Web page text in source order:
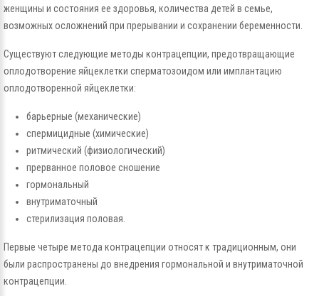
женщины и состояния ее здоровья, количества детей в семье,
возможных осложнений при прерывании и сохранении беременности.
Существуют следующие методы контрацепции, предотвращающие
оплодотворение яйцеклетки сперматозоидом или имплантацию
оплодотворенной яйцеклетки:
барьерные (механические)
спермицидные (химические)
ритмический (физиологический)
прерванное половое сношение
гормональный
внутриматочный
стерилизация половая.
Первые четыре метода контрацепции относят к традиционным, они
были распространены до внедрения гормональной и внутриматочной
контрацепции.